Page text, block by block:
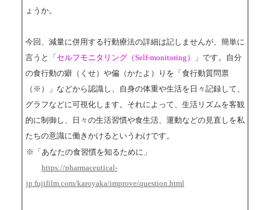
ょうか。
今回、減量に併用する行動療法の詳細は記しませんが、簡単に
言うと「セルフモニタリング（Self-monitoring）
」です。自分
の食行動の癖（くせ）や偏（かたよ）りを「食行動質問票
（※）」などから認識し、自身の体重や生活を日々記録して、
グラフなどに可視化します。それによって、生活リズムを客観
的に制御し、日々の生活習慣や食生活、運動などの見直しを私
たちの意識に働きかけるというわけです。
※「あなたの食習慣を知るために」
https://pharmaceutical-
jp.fujifilm.com/karoyaka/improve/question.html